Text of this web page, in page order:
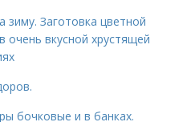
зиму. Заготовка цветной
очень вкусной хрустящей
бочковые и в банках.